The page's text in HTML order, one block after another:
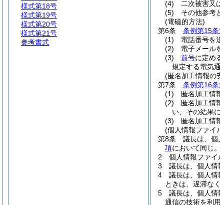
(4)
二次被害又
(5)
その他参考
(電磁的方法)
第6条
条例第15
(1)
電話番号を
(2)
電子メール
(3)
前号に定め
規定する電気
(匿名加工情報の
第7条
条例第16
(1)
匿名加工情
(2)
匿名加工情
い、その結果
(3)
匿名加工情
(個人情報ファイ
第8条
議長は、個
項において同じ
2
個人情報ファイ
3
議長は、個人情
4
議長は、個人
ときは、遅滞な
5
議長は、個人
通信の技術を利
様式第18号
様式第19号
様式第20号
様式第21号
参考書式